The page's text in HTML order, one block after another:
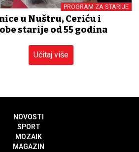
PROGRAM ZA STARIJE
u Nuštru, Ceriću i
starije od 55 godina
Učitaj više
NOVOSTI
SPORT
MOZAIK
MAGAZIN